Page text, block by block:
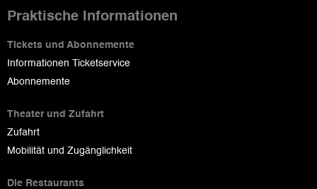
Praktische Informationen
Tickets und Abonnemente
Informationen Ticketservice
Abonnemente
Theater und Zufahrt
Zufahrt
Mobilität und Zugänglichkeit
Die Restaurants